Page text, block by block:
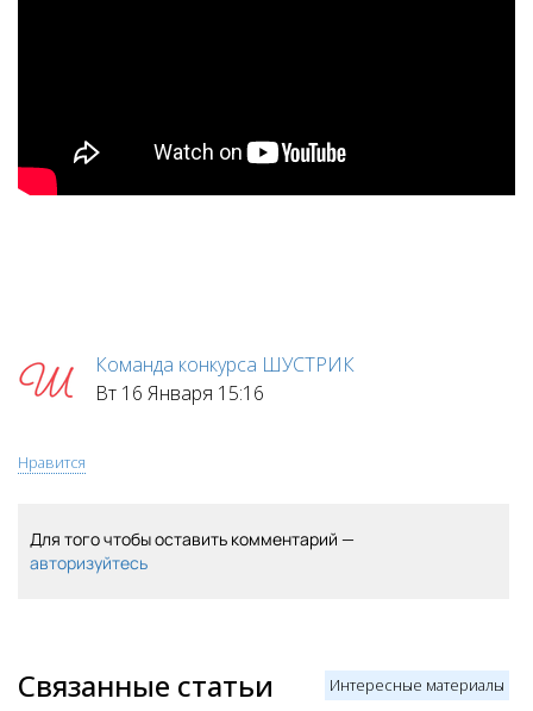
Команда конкурса ШУСТРИК
Вт 16 Января 15:16
Нравится
Для того чтобы оставить комментарий —
авторизуйтесь
Интересные материалы
Связанные статьи